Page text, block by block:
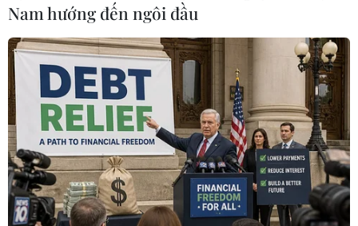
#Phi hành đoàn
#Máy bay Đài Loan
Theo dõi VietnamPlus
Nam hướng đến ngôi đầu